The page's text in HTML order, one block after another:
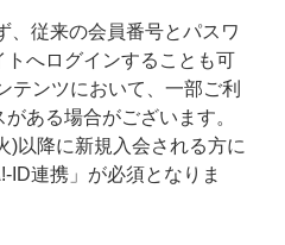
、従来の会員番号とパスワ
トへログインすることも可
テンツにおいて、一部ご利
ある場合がございます。
以降に新規入会される方に
ID連携」が必須となりま